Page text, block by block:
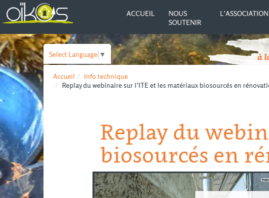
ACCUEIL
NOUS
SOUTENIR
L’ASSOCIATION
Select Language ▼
Accueil
Info technique
Replay du webinaire sur l’ITE et les matériaux biosourcés en
Replay du
biosourcés en